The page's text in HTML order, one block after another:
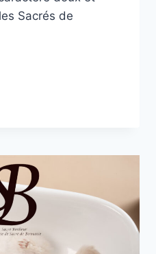
Sacrés de